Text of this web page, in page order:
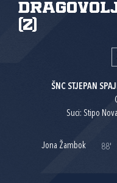
(Z)
ŠNC STJEPAN
Suci: Stipo
Jona Žambok 88'